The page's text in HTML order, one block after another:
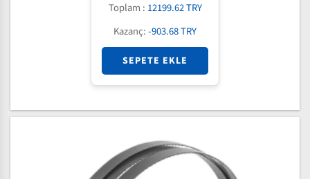
Toplam : 12199.62 TRY
Kazanç:-903.68 TRY
SEPETE EKLE